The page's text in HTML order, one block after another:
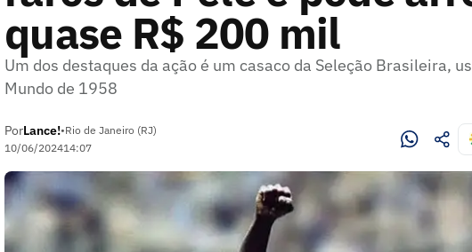
quase R$ 200 mil
Um dos destaques da ação é um casaco da Seleção Brasileira,
Mundo de 1958
PorLance!•Rio de Janeiro (RJ)
10/06/202414:07